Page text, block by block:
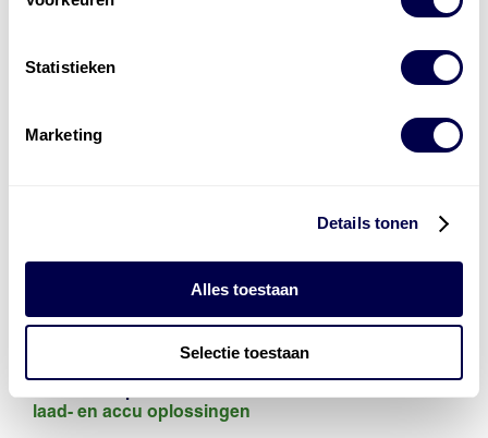
Statistieken
Marketing
Details tonen
Alles toestaan
Selectie toestaan
laad- en accu oplossingen